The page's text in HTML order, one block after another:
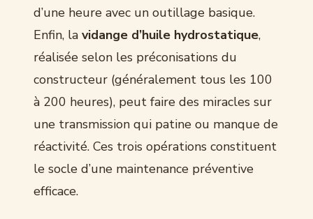
d’une heure avec un outillage basique.
Enfin, la vidange d’huile hydrostatique,
réalisée selon les préconisations du
constructeur (généralement tous les 100
à 200 heures), peut faire des miracles sur
une transmission qui patine ou manque de
réactivité. Ces trois opérations constituent
le socle d’une maintenance préventive
efficace.